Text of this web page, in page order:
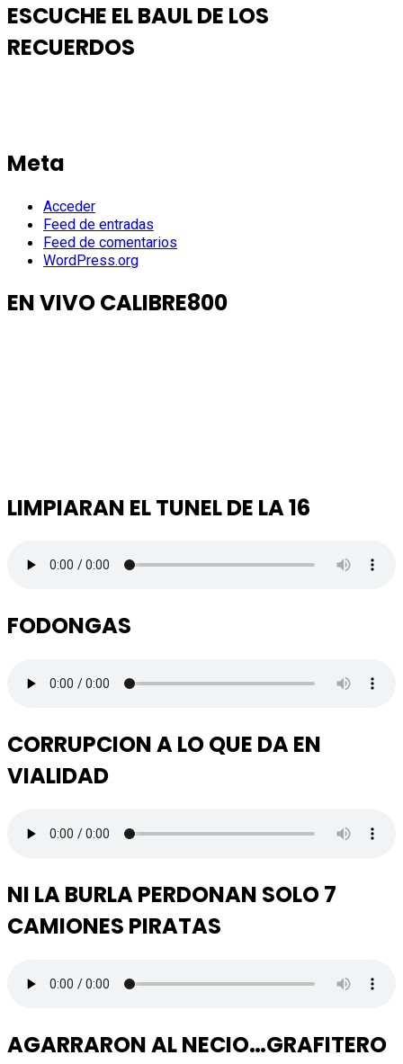
ESCUCHE EL BAUL DE LOS
RECUERDOS
Meta
Acceder
Feed de entradas
Feed de comentarios
WordPress.org
EN VIVO CALIBRE800
LIMPIARAN EL TUNEL DE LA 16
FODONGAS
CORRUPCION A LO QUE DA EN
VIALIDAD
NI LA BURLA PERDONAN SOLO 7
CAMIONES PIRATAS
AGARRARON AL NECIO…GRAFITERO